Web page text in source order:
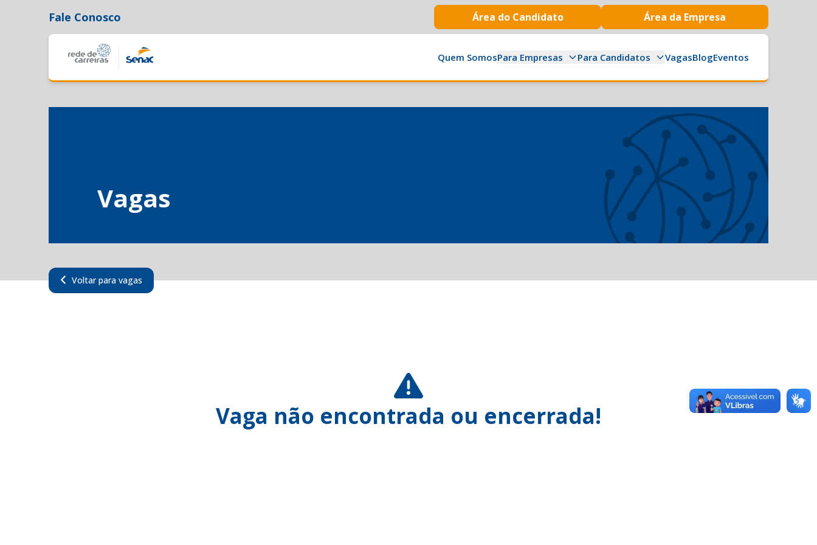
Fale Conosco Área do Candidato Área da Empresa
Quem SomosPara Empresas Para Candidatos VagasBlogEventos
Vagas
Voltar para vagas
Vaga não encontrada ou encerrada!